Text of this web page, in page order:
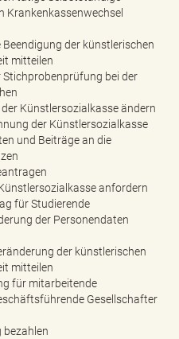
Krankenkassenwechsel
der künstlerischen
mitteilen
bei der
Künstlersozialkasse ändern
der Künstlersozialkasse
und Beiträge an die
anfordern
für Studierende
der Personendaten
der künstlerischen
mitteilen
für mitarbeitende
Gesellschafter
bezahlen